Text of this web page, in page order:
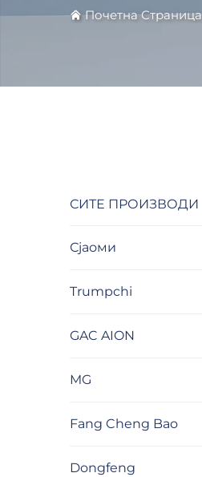
Почетна Страница
СИТЕ ПРОИЗВОДИ
Сјаоми
Trumpchi
GAC AION
MG
Fang Cheng Bao
Dongfeng